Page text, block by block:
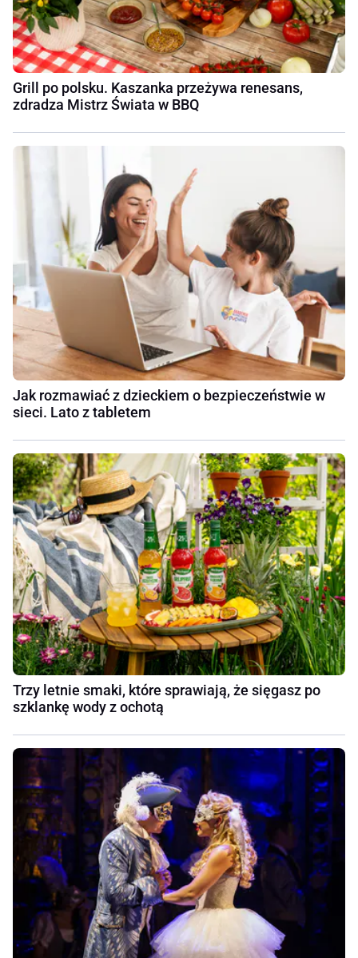
Grill po polsku. Kaszanka przeżywa renesans,
zdradza Mistrz Świata w BBQ
Jak rozmawiać z dzieckiem o bezpieczeństwie w
sieci. Lato z tabletem
Trzy letnie smaki, które sprawiają, że sięgasz po
szklankę wody z ochotą